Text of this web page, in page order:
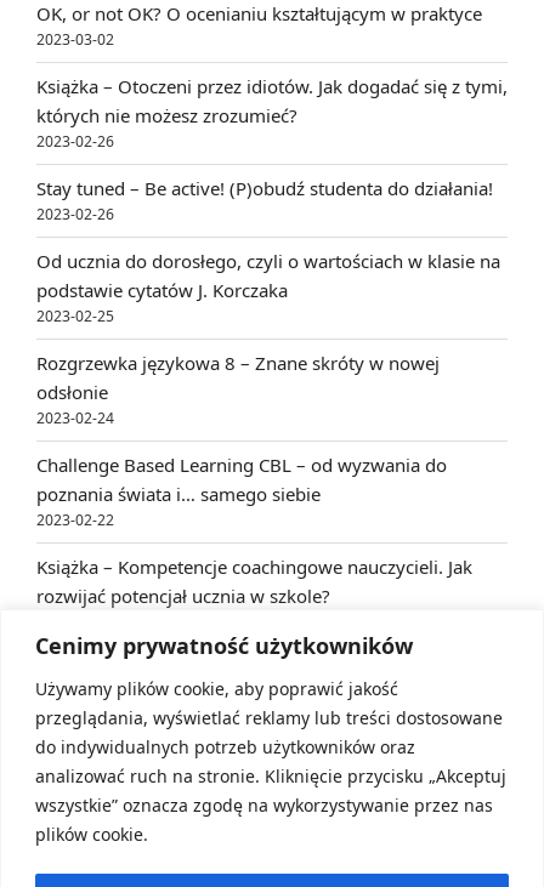
Cenimy prywatność użytkowników
Używamy plików cookie, aby poprawić jakość
przeglądania, wyświetlać reklamy lub treści dostosowane
do indywidualnych potrzeb użytkowników oraz
analizować ruch na stronie. Kliknięcie przycisku „Akceptuj
wszystkie” oznacza zgodę na wykorzystywanie przez nas
plików cookie.
OK, or not OK? O ocenianiu kształtującym w praktyce
2023-03-02
Książka – Otoczeni przez idiotów. Jak dogadać się z tymi,
których nie możesz zrozumieć?
2023-02-26
Stay tuned – Be active! (P)obudź studenta do działania!
2023-02-26
Od ucznia do dorosłego, czyli o wartościach w klasie na
podstawie cytatów J. Korczaka
2023-02-25
Rozgrzewka językowa 8 – Znane skróty w nowej
odsłonie
2023-02-24
Challenge Based Learning CBL – od wyzwania do
poznania świata i… samego siebie
2023-02-22
Książka – Kompetencje coachingowe nauczycieli. Jak
rozwijać potencjał ucznia w szkole?
ARCHIVES
Archives